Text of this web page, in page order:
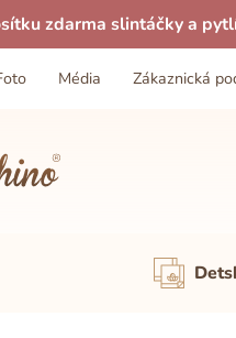
zdarma slintáčky a
Média Zákaznická